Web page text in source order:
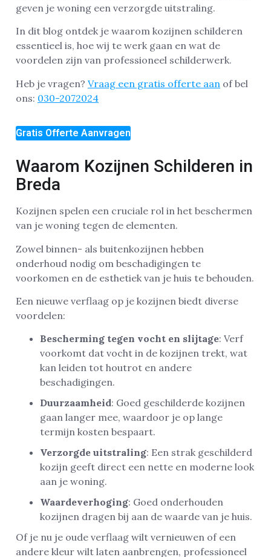
geven je woning een verzorgde uitstraling.
In dit blog ontdek je waarom kozijnen schilderen
essentieel is, hoe wij te werk gaan en wat de
voordelen zijn van professioneel schilderwerk.
Heb je vragen? Vraag een gratis offerte aan of bel
ons: 030-2072024
Gratis Offerte Aanvragen
Waarom Kozijnen Schilderen in
Breda
Kozijnen spelen een cruciale rol in het beschermen
van je woning tegen de elementen.
Zowel binnen- als buitenkozijnen hebben
onderhoud nodig om beschadigingen te
voorkomen en de esthetiek van je huis te behouden.
Een nieuwe verflaag op je kozijnen biedt diverse
voordelen:
Bescherming tegen vocht en slijtage: Verf
voorkomt dat vocht in de kozijnen trekt, wat
kan leiden tot houtrot en andere
beschadigingen.
Duurzaamheid: Goed geschilderde kozijnen
gaan langer mee, waardoor je op lange
termijn kosten bespaart.
Verzorgde uitstraling: Een strak geschilderd
kozijn geeft direct een nette en moderne look
aan je woning.
Waardeverhoging: Goed onderhouden
kozijnen dragen bij aan de waarde van je huis.
Of je nu je oude verflaag wilt vernieuwen of een
andere kleur wilt laten aanbrengen, professioneel